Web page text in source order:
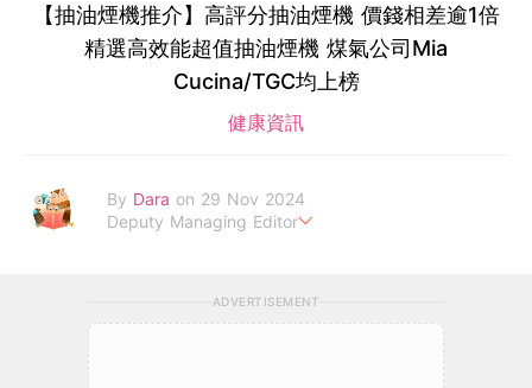
【抽油煙機推介】高評分抽油煙機 價錢相差逾1倍
精選高效能超值抽油煙機 煤氣公司Mia
Cucina/TGC均上榜
健康資訊
By Dara on 29 Nov 2024
Deputy Managing Editor
ADVERTISEMENT